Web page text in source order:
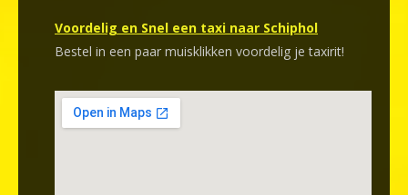
Voordelig en Snel een taxi naar Schiphol
Bestel in een paar muisklikken voordelig je taxirit!